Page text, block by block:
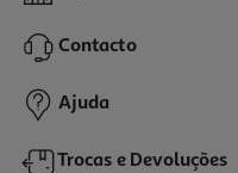
17,99 €
Contacto
Ajuda
Trocas e Devoluções